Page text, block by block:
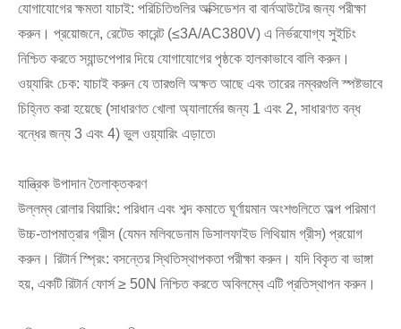
যোগাযোগের ক্ষমতা যাচাই: পরিচিতিগুলির অক্সিডেশন বা বার্নআউটের জন্য পরীক্ষা
করুন। প্রয়োজনে, রেটেড কারেন্ট (≤3A/AC380V) এ নির্ভরযোগ্য সুইচিং
নিশ্চিত করতে স্যান্ডপেপার দিয়ে যোগাযোগের পৃষ্ঠকে হালকাভাবে বালি করুন।
ওয়্যারিং চেক: যাচাই করুন যে তারগুলি অক্ষত আছে এবং তারের নম্বরগুলি স্পষ্টভাবে
চিহ্নিত করা হয়েছে (সাধারণত খোলা অ্যালার্মের জন্য 1 এবং 2, সাধারণত বন্ধ
বন্ধের জন্য 3 এবং 4) ভুল ওয়্যারিং এড়াতে৷
যান্ত্রিক উপাদান তৈলাক্তকরণ
উল্লম্ব রোলার বিয়ারিং: পরিধান এবং শব্দ কমাতে ঘূর্ণায়মান অংশগুলিতে অল্প পরিমাণ
উচ্চ-তাপমাত্রার গ্রীস (যেমন মলিবডেনাম ডিসালফাইড লিথিয়াম গ্রীস) প্রয়োগ
করুন। রিটার্ন স্প্রিং: বসন্তের স্থিতিস্থাপকতা পরীক্ষা করুন। যদি বিকৃত বা ভাঙ্গা
হয়, একটি রিটার্ন ফোর্স ≥ 50N নিশ্চিত করতে অবিলম্বে এটি প্রতিস্থাপন করুন।